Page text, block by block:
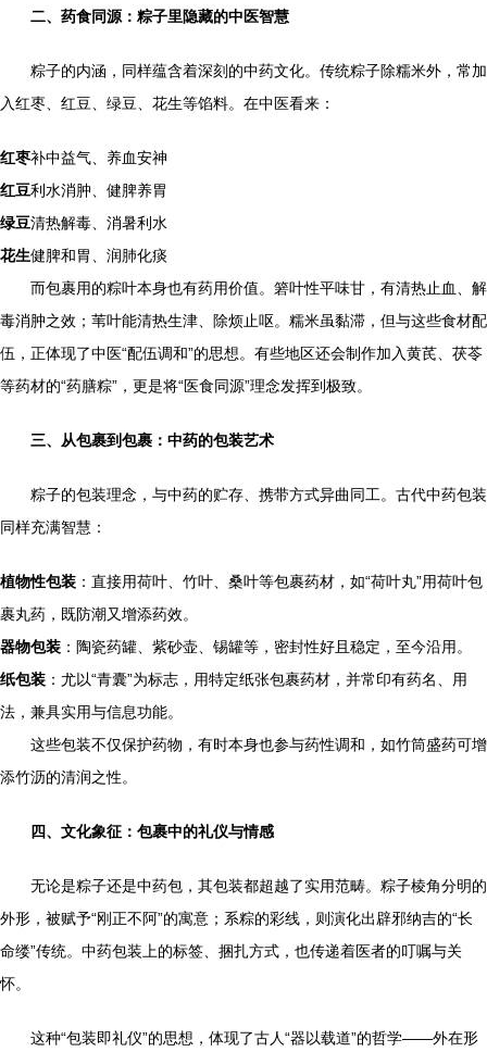
二、药食同源：粽子里隐藏的中医智慧
粽子的内涵，同样蕴含着深刻的中药文化。传统粽子除糯米外，常加
入红枣、红豆、绿豆、花生等馅料。在中医看来：
红枣补中益气、养血安神
红豆利水消肿、健脾养胃
绿豆清热解毒、消暑利水
花生健脾和胃、润肺化痰
而包裹用的粽叶本身也有药用价值。箬叶性平味甘，有清热止血、解
毒消肿之效；苇叶能清热生津、除烦止呕。糯米虽黏滞，但与这些食材配
伍，正体现了中医“配伍调和”的思想。有些地区还会制作加入黄芪、茯苓
等药材的“药膳粽”，更是将“医食同源”理念发挥到极致。
三、从包裹到包裹：中药的包装艺术
粽子的包装理念，与中药的贮存、携带方式异曲同工。古代中药包装
同样充满智慧：
植物性包装 ：直接用荷叶、竹叶、桑叶等包裹药材，如“荷叶丸”用荷叶包
裹丸药，既防潮又增添药效。
器物包装 ：陶瓷药罐、紫砂壶、锡罐等，密封性好且稳定，至今沿用。
纸包装 ：尤以“青囊”为标志，用特定纸张包裹药材，并常印有药名、用
法，兼具实用与信息功能。
这些包装不仅保护药物，有时本身也参与药性调和，如竹筒盛药可增
添竹沥的清润之性。
四、文化象征：包裹中的礼仪与情感
无论是粽子还是中药包，其包装都超越了实用范畴。粽子棱角分明的
外形，被赋予“刚正不阿”的寓意；系粽的彩线，则演化出辟邪纳吉的“长
命缕”传统。中药包装上的标签、捆扎方式，也传递着医者的叮嘱与关
怀。
这种“包装即礼仪”的思想，体现了古人“器以载道”的哲学——外在形